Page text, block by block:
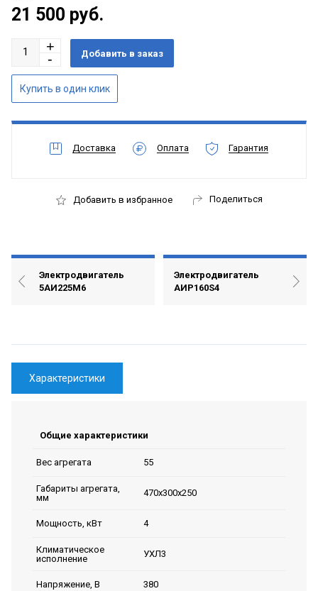
21 500 руб.
Доставка Оплата Гарантия
Добавить в избранное Поделиться
Электродвигатель
5АИ225М6
Электродвигатель
АИР160S4
Характеристики
Общие характеристики
Вес агрегата 55
Габариты агрегата,
мм
470х300х250
Мощность, кВт 4
Климатическое
исполнение
УХЛ3
Напряжение, В 380